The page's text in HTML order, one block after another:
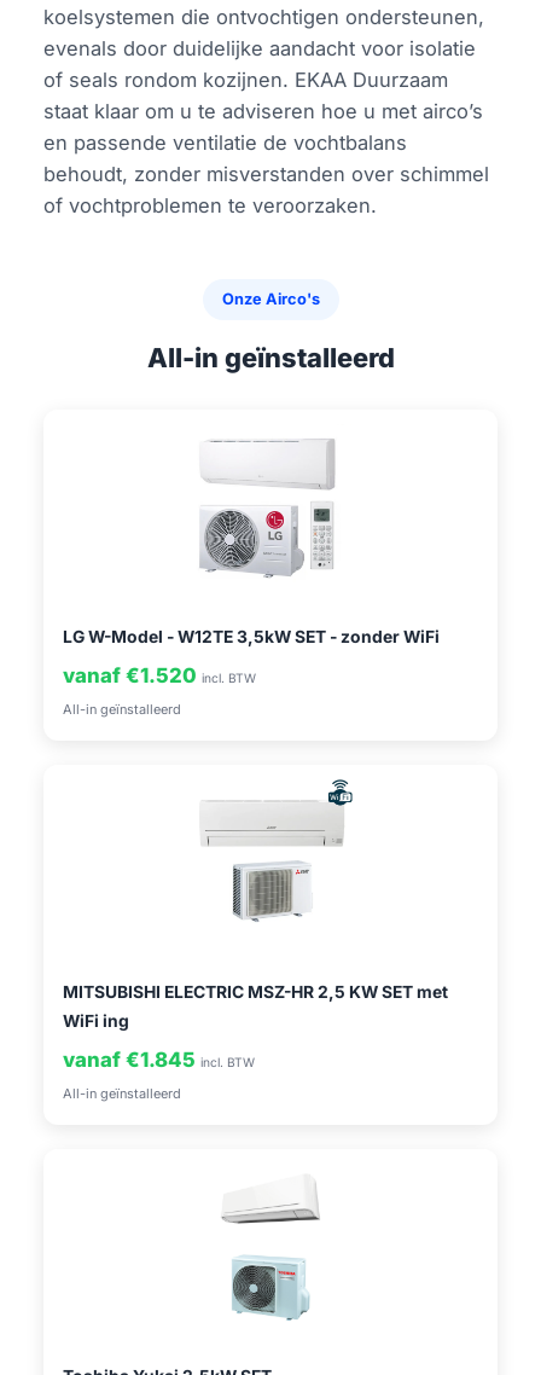
koelsystemen die ontvochtigen ondersteunen,
evenals door duidelijke aandacht voor isolatie
of seals rondom kozijnen. EKAA Duurzaam
staat klaar om u te adviseren hoe u met airco’s
en passende ventilatie de vochtbalans
behoudt, zonder misverstanden over schimmel
of vochtproblemen te veroorzaken.
Onze Airco's
All-in geïnstalleerd
LG W-Model - W12TE 3,5kW SET - zonder WiFi
vanaf €1.520 incl. BTW
All-in geïnstalleerd
MITSUBISHI ELECTRIC MSZ-HR 2,5 KW SET met
WiFi ing
vanaf €1.845 incl. BTW
All-in geïnstalleerd